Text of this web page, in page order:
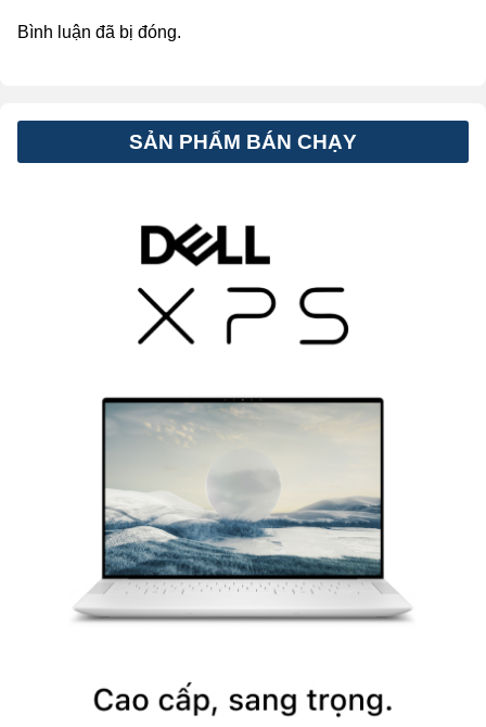
Bình luận đã bị đóng.
SẢN PHẨM BÁN CHẠY